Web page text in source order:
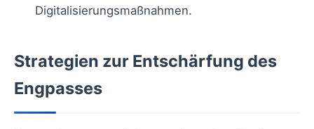
Digitalisierungsmaßnahmen.
Strategien zur Entschärfung des
Engpasses